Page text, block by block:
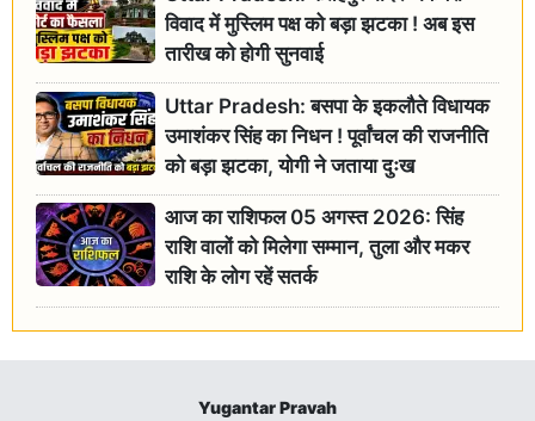
विवाद में मुस्लिम पक्ष को बड़ा झटका ! अब इस
तारीख को होगी सुनवाई
Uttar Pradesh: बसपा के इकलौते विधायक
उमाशंकर सिंह का निधन ! पूर्वांचल की राजनीति
को बड़ा झटका, योगी ने जताया दुःख
आज का राशिफल 05 अगस्त 2026: सिंह
राशि वालों को मिलेगा सम्मान, तुला और मकर
राशि के लोग रहें सतर्क
Yugantar Pravah